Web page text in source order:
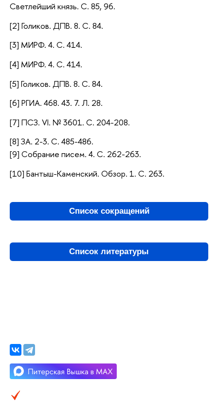
Светлейший князь. С. 85, 96.
[2] Голиков. ДПВ. 8. С. 84.
[3] МИРФ. 4. С. 414.
[4] МИРФ. 4. С. 414.
[5] Голиков. ДПВ. 8. С. 84.
[6] РГИА. 468. 43. 7. Л. 28.
[7] ПСЗ. VI. № 3601. С. 204-208.
[8] ЗА. 2-3. С. 485-486.
[9] Собрание писем. 4. С. 262-263.
[10] Бантыш-Каменский. Обзор. 1. С. 263.
Список сокращений
Список литературы